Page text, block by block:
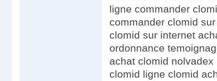
ligne commander
commander clomid
clomid sur internet
ordonnance
achat clomid
clomid ligne clomid